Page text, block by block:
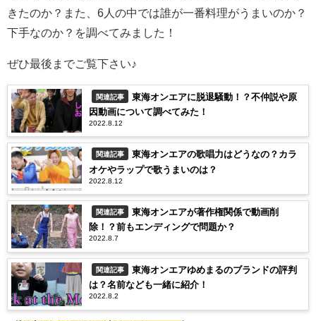
きたのか？また、6人の中では誰が一番料理がうまいのか？
下手なのか？を調べてみました！
ぜひ最後までご覧下さい♪
関連記事
東海オンエアに脱退騒動！？不仲説や原
因動画について調べてみた！
2022.8.12
関連記事
東海オンエアの歌唱力はどうなの？カラ
オケやラップで歌うまいのは？
2022.8.12
関連記事
東海オンエアが著作権関係で動画削
除！？前もエンディングで問題か？
2022.8.7
関連記事
東海オンエアゆめまるのブランドの評判
は？名前なども一緒に紹介！
2022.8.2